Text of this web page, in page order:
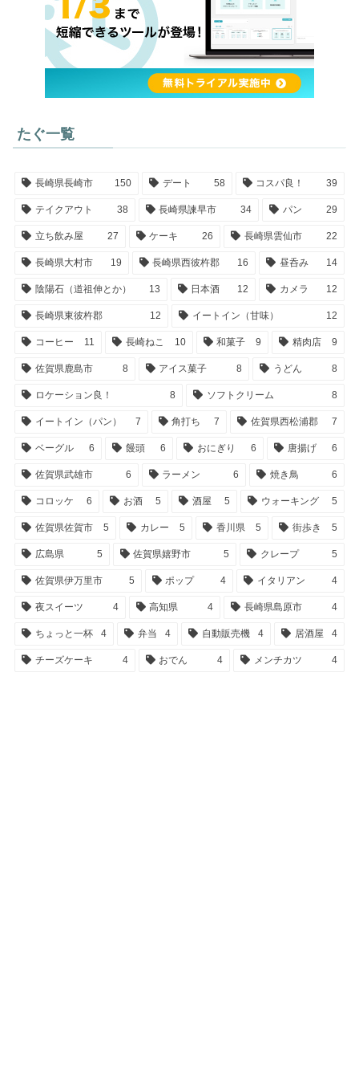
たぐ一覧
長崎県長崎市 150 デート 58 コスパ良！ 39
テイクアウト 38 長崎県諫早市 34 パン 29
立ち飲み屋 27 ケーキ 26 長崎県雲仙市 22
長崎県大村市 19 長崎県西彼杵郡 16 昼呑み 14
陰陽石（道祖伸とか） 13 日本酒 12 カメラ 12
長崎県東彼杵郡 12 イートイン（甘味） 12
コーヒー 11 長崎ねこ 10 和菓子 9 精肉店 9
佐賀県鹿島市 8 アイス菓子 8 うどん 8
ロケーション良！ 8 ソフトクリーム 8
イートイン（パン） 7 角打ち 7 佐賀県西松浦郡 7
ベーグル 6 饅頭 6 おにぎり 6 唐揚げ 6
佐賀県武雄市 6 ラーメン 6 焼き鳥 6
コロッケ 6 お酒 5 酒屋 5 ウォーキング 5
佐賀県佐賀市 5 カレー 5 香川県 5 街歩き 5
広島県 5 佐賀県嬉野市 5 クレープ 5
佐賀県伊万里市 5 ポップ 4 イタリアン 4
夜スイーツ 4 高知県 4 長崎県島原市 4
ちょっと一杯 4 弁当 4 自動販売機 4 居酒屋 4
チーズケーキ 4 おでん 4 メンチカツ 4